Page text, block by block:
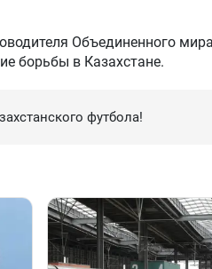
Объединенного мира
борьбы в Казахстане.
футбола!